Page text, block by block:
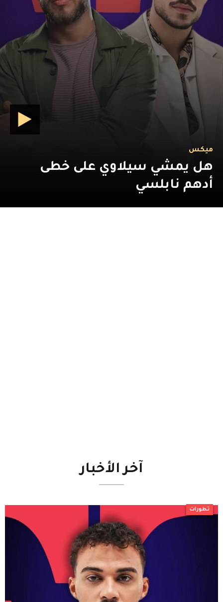
ميكس
هل يمشي سيلاوي على خطى
أدهم نابلسي
آخر الأخبار
تطورات